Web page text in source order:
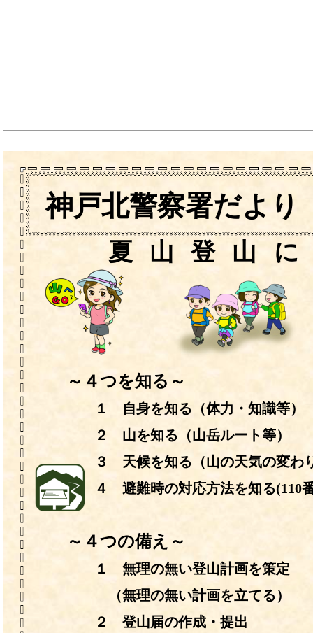
神戸北警察署だより
夏山登山に
～４つを知る～
１ 自身を知る（体力・知識等）
２ 山を知る（山岳ルート等）
３ 天候を知る（山の天気の変わ
４ 避難時の対応方法を知る(110番
～４つの備え～
１ 無理の無い登山計画を策定
（無理の無い計画を立てる）
２ 登山届の作成・提出